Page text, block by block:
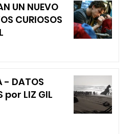
UN NUEVO
CURIOSOS
- DATOS
por LIZ GIL